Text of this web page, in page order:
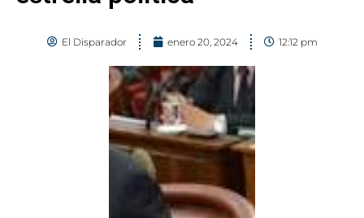
El Disparador enero 20, 2024 12:12 pm